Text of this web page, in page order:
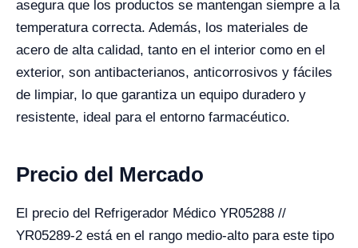
asegura que los productos se mantengan siempre a la
temperatura correcta. Además, los materiales de
acero de alta calidad, tanto en el interior como en el
exterior, son antibacterianos, anticorrosivos y fáciles
de limpiar, lo que garantiza un equipo duradero y
resistente, ideal para el entorno farmacéutico.
Precio del Mercado
El precio del Refrigerador Médico YR05288 //
YR05289-2 está en el rango medio-alto para este tipo